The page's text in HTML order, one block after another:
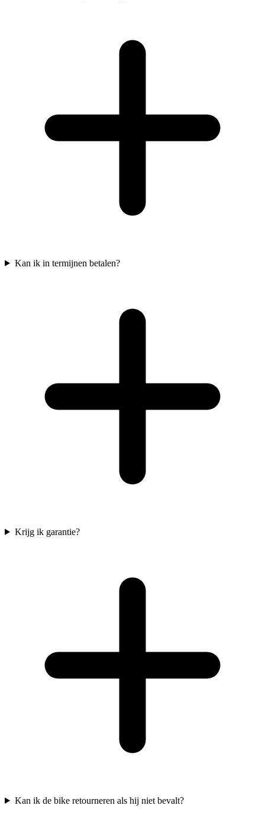
Kan ik in termijnen betalen?
Krijg ik garantie?
Kan ik de bike retourneren als hij niet bevalt?